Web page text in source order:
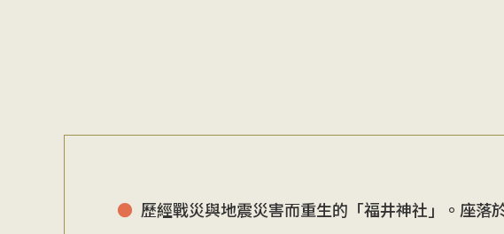
歷經戰災與地震災害而重生的「福井神社」。座落